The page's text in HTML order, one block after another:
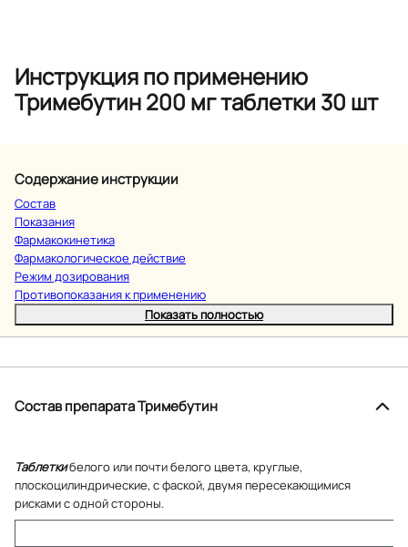
Инструкция по применению
Тримебутин 200 мг таблетки 30 шт
Содержание инструкции
Состав
Показания
Фармакокинетика
Фармакологическое действие
Режим дозирования
Противопоказания к применению
Показать полностью
Состав препарата Тримебутин
Таблеткибелого или почти белого цвета, круглые,
плоскоцилиндрические, с фаской, двумя пересекающимися
рисками с одной стороны.